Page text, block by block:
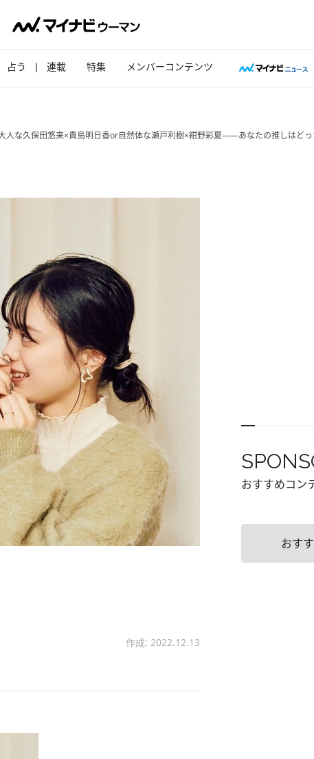
占う 連載 特集 メンバーコンテンツ
人な久保田悠来×貴島明日香or自然体な瀬戸利樹×紺野彩夏――あなたの推しはどっ
作成: 2022.12.13
おすすめコン
おす